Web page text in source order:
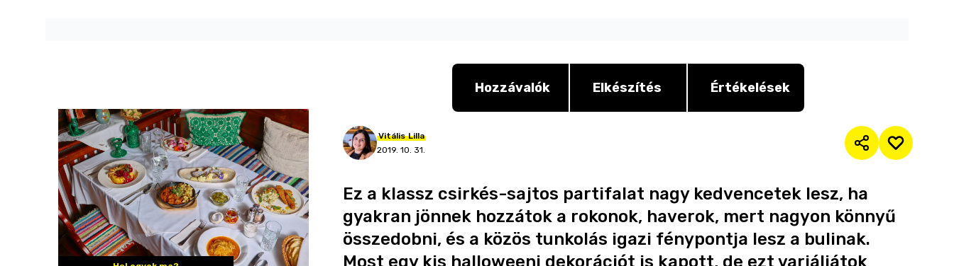
Hozzávalók Elkészítés Értékelések
Vitális Lilla
2019. 10. 31.
Ez a klassz csirkés-sajtos partifalat nagy kedvencetek lesz, ha
gyakran jönnek hozzátok a rokonok, haverok, mert nagyon könnyű
összedobni, és a közös tunkolás igazi fénypontja lesz a bulinak.
Most egy kis halloweeni dekorációt is kapott, de ezt variáljátok